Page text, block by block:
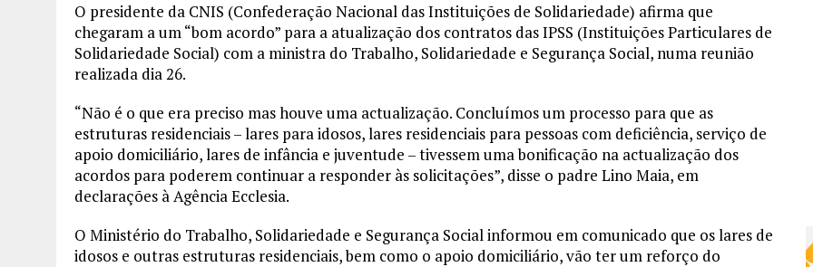
O presidente da CNIS (Confederação Nacional das Instituições de Solidariedade) afirma que
chegaram a um “bom acordo” para a atualização dos contratos das IPSS (Instituições Particulares de
Solidariedade Social) com a ministra do Trabalho, Solidariedade e Segurança Social, numa reunião
realizada dia 26.
“Não é o que era preciso mas houve uma actualização. Concluímos um processo para que as
estruturas residenciais – lares para idosos, lares residenciais para pessoas com deficiência, serviço de
apoio domiciliário, lares de infância e juventude – tivessem uma bonificação na actualização dos
acordos para poderem continuar a responder às solicitações”, disse o padre Lino Maia, em
declarações à Agência Ecclesia.
O Ministério do Trabalho, Solidariedade e Segurança Social informou em comunicado que os lares de
idosos e outras estruturas residenciais, bem como o apoio domiciliário, vão ter um reforço do